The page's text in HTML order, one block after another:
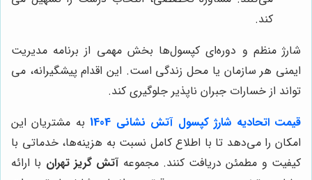
کند.
شارژ منظم و دوره‌ای کپسول‌ها بخش مهمی از برنامه مدیریت
ایمنی هر سازمان یا محل زندگی است. این اقدام پیشگیرانه، می
تواند از خسارات جبران ناپذیر جلوگیری کند.
قیمت اتحادیه شارژ کپسول آتش نشانی 1404
به مشتریان این
امکان را می‌دهد تا با اطلاع کامل نسبت به هزینه‌ها، خدماتی با
کیفیت و مطمئن دریافت کنند. مجموعهآتش گریز تهران با ارائه